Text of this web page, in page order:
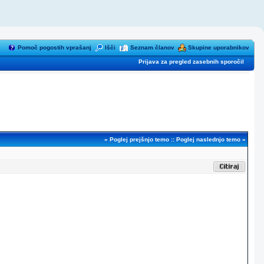
Pomoč pogostih vprašanj Išči Seznam članov Skupine uporabnikov
Prijava za pregled zasebnih sporočil
« Poglej prejšnjo temo :: Poglej naslednjo temo »